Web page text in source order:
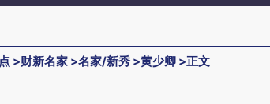
>财新名家 >名家/新秀 >黄少卿 >正文